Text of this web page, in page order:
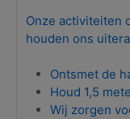
Onze activiteiten
houden ons
Ontsmet de
Houd 1,5
Wij zorgen